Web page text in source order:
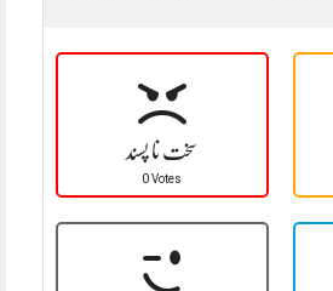
سخت نا پسند
0 Votes